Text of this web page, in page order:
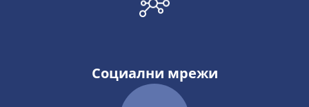
Социални мрежи